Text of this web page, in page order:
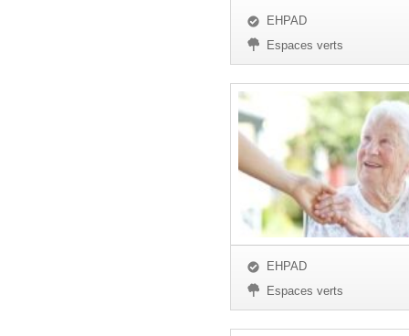
EHPAD
Espaces verts
EHPAD
Espaces verts